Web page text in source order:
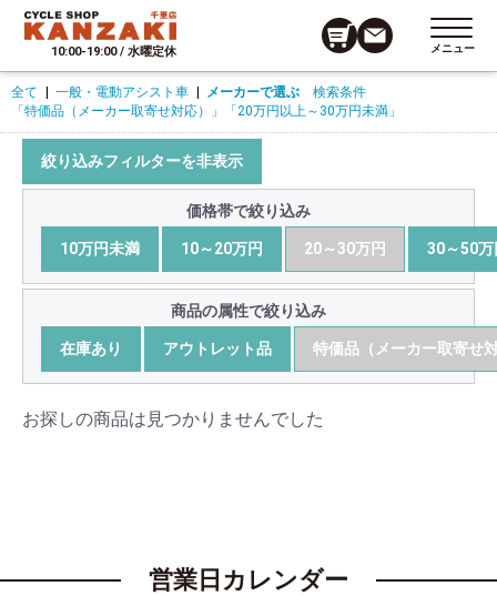
10:00-19:00 / 水曜定休 メニュー
全て 一般・電動アシスト車 メーカーで選ぶ 検索条件
「特価品（メーカー取寄せ対応）」
「20万円以上～30万円未満」
絞り込みフィルターを非表示
価格帯で絞り込み
10万円未満 10～20万円 20～30万円 30～50万
商品の属性で絞り込み
在庫あり アウトレット品 特価品（メーカー取寄せ
お探しの商品は見つかりませんでした
営業日カレンダー